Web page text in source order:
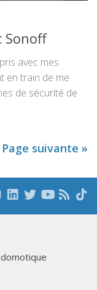
Sonoff
avec mes
en train de me
de sécurité de
Page suivante »